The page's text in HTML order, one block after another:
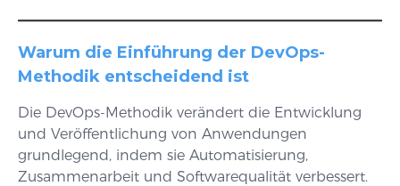
Warum die Einführung der DevOps-
Methodik entscheidend ist
Die DevOps-Methodik verändert die Entwicklung
und Veröffentlichung von Anwendungen
grundlegend, indem sie Automatisierung,
Zusammenarbeit und Softwarequalität verbessert.